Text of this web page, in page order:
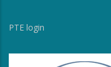
PTE login